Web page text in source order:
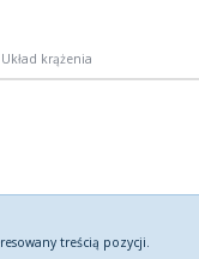
krążenia
treścią pozycji.